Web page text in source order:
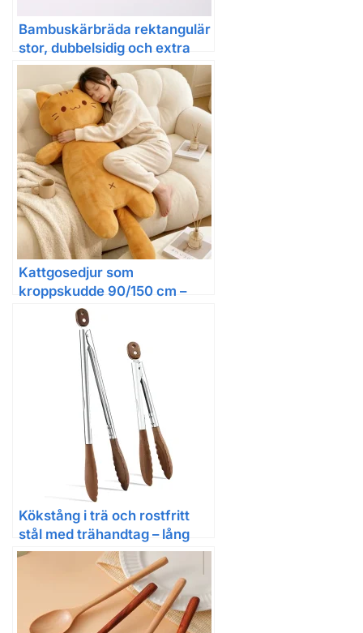
Bambuskärbräda rektangulär
stor, dubbel­sidig och extra
tjock
Kattgosedjur som
kroppskudde 90/150 cm –
orange, extra mjuk plysch
Kökstång i trä och rostfritt
stål med trähandtag – lång
tång för matlagning och